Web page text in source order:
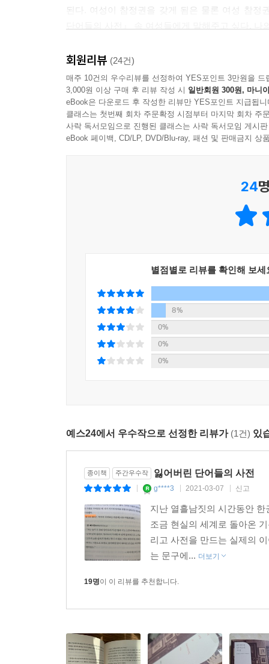
--- p.353
책과 분류함을 뒤지던 그 모든 날들을 떠올렸다.
--- p.353~354
자기가 어떻게 행동해야 하는지 안다는 건 얼마나
--- p.367
가 수행하는 역할을 설명하는 말이라는 사실을 알
이건 오래 걸리는 싸움이 될 거야. 네가 실력을 발
용기와 두려움이 내 안에서 싸움을 벌였다. 나는
--- p.391~392
어떤 경험들에 대해 사전은 오직 거기 가까운 말
‘사랑’만큼 이형異形이 많은 단어는 그렇게 많지
이 모든 여자들과 그들의 말들. 그들의 이름을 적
시인이라면, 어떤 단어들을 확장해서 우리들 사
시인이 아니에요. 내가 가진 언어들은 이 경험이
--- p.510
그게 에즈미가 한 일이었어요. 공식 기록에서 누
시장 매대 위로 오가는 거친 입담 속에, 응접실에
단어들과, 그 단어들을 말하고 경험하고 살아낸
종이와 연필을 쥐고 편집실 밖 세계로 나가, 잃어
사전 편집 테이블 밑에서 나온 에즈미는 편집실
들끓고 있던 20세기 초, 서프러제트를 비롯해
참화로 물들이고, 사전을 만드는 많은 사람들이
속에서 에즈미는 휩쓸리고 흔들리지만, 말과 글
인생에서 가장 슬프고 고단한 때조차 주머니에
정의하고 기록하려 애쓴다.
때로 에즈미는 여성을 멸시하고 차별하는 단어
그러나 “남자들의 경험 한가운데서, 여성들에
주어야 하기에, 에즈미는 지워버리고 싶은,
세계만으로는 충분치 않다고, 그것들이 할 수 없
테고. 규격에 잘 맞지 않는 종잇조각일 거야. 어쩌
에즈미는 테이블 밑 어린아이에서 자신의 일과
에즈미는 따듯한 사람들과 다정함에 둘러싸여 성
순간에 언어는 아무것도 해주지 않고 사전은 “
서프러제트들의 ‘말보다 행동’이라는 구호 앞에
채로 에즈미는 자신이 발견한 단어들을 적어나가
보듬게 될 때, 어릴 때부터 자신을 돌봐준 하녀
깊어진다. 그리고 단어들은 “종이에 적힌 글자 이
된다. 여성이 참정권을 갖게 됨은 물론 여성 참정
사전이 어떻게 만들어지는지 궁금했던 사람에
지적이고 천진한 관찰자를 꼭 소개시켜주고 싶
권하고 싶다. 단지 정성을 들여 만든 따뜻한
믿어보라고 말하고 싶다.
- 요조 (뮤지션, 작가, 책방무사 대표)
『잃어버린 단어들의 사전』은 최고의 역사소
있으며, 언제나 굽힘 없이 꿋꿋한 주인공은 여성
핍 윌리엄스는 존재를 존엄하게 할 수도, 억압
여성들의 삶에 관한 잃어버린 이야기 역시 드러
- 제럴딘 브룩스 (『피플 오브 더 북』 작가)
사전 편찬사를 다룬 책 중 이보다 상상력이 풍부
회원리뷰 (24건)
매주 10건의 우수리뷰를 선정하여 YES포인트 3만원을 드
3,000원 이상 구매 후 리뷰 작성 시 일반회원 300원, 마니
eBook은 다운로드 후 작성한 리뷰만 YES포인트 지급됩니
클래스는 첫번째 회차 주문확정 시점부터 마지막 회차 주
사락 독서모임으로 진행된 클래스는 사락 독서모임 게시
eBook 페이백, CD/LP, DVD/Blu-ray, 패션 및 판매금지 상
24
별점별로 리뷰를 확인해 보세
8%
0%
0%
0%
예스24에서 우수작으로 선정한 리뷰가 (1건) 있
종이책 주간우수작 잃어버린 단어들의 사전
g****3 2021-03-07 신고
지난 열흘남짓의 시간동안
조금 현실의 세계로 돌아온
리고 사전을 만드는 실제의
는 문구에... 더보기
19명이 이 리뷰를 추천합니다.